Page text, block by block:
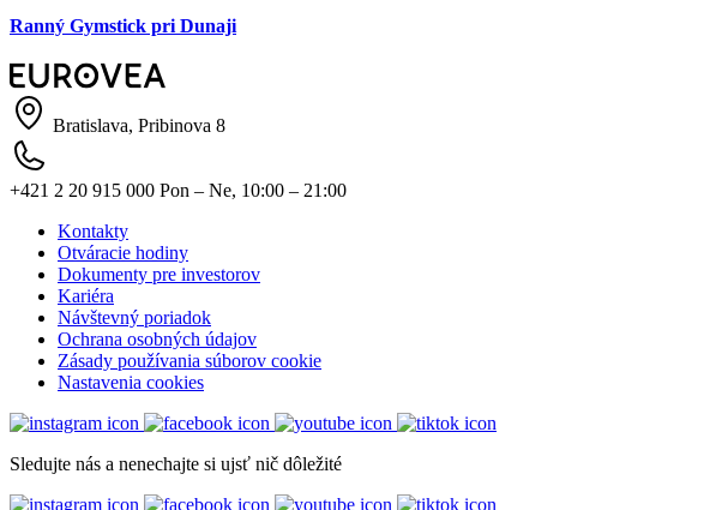
Ranný Gymstick pri Dunaji
Bratislava, Pribinova 8
+421 2 20 915 000 Pon – Ne, 10:00 – 21:00
Kontakty
Otváracie hodiny
Dokumenty pre investorov
Kariéra
Návštevný poriadok
Ochrana osobných údajov
Zásady používania súborov cookie
Nastavenia cookies
Sledujte nás a nenechajte si ujsť nič dôležité